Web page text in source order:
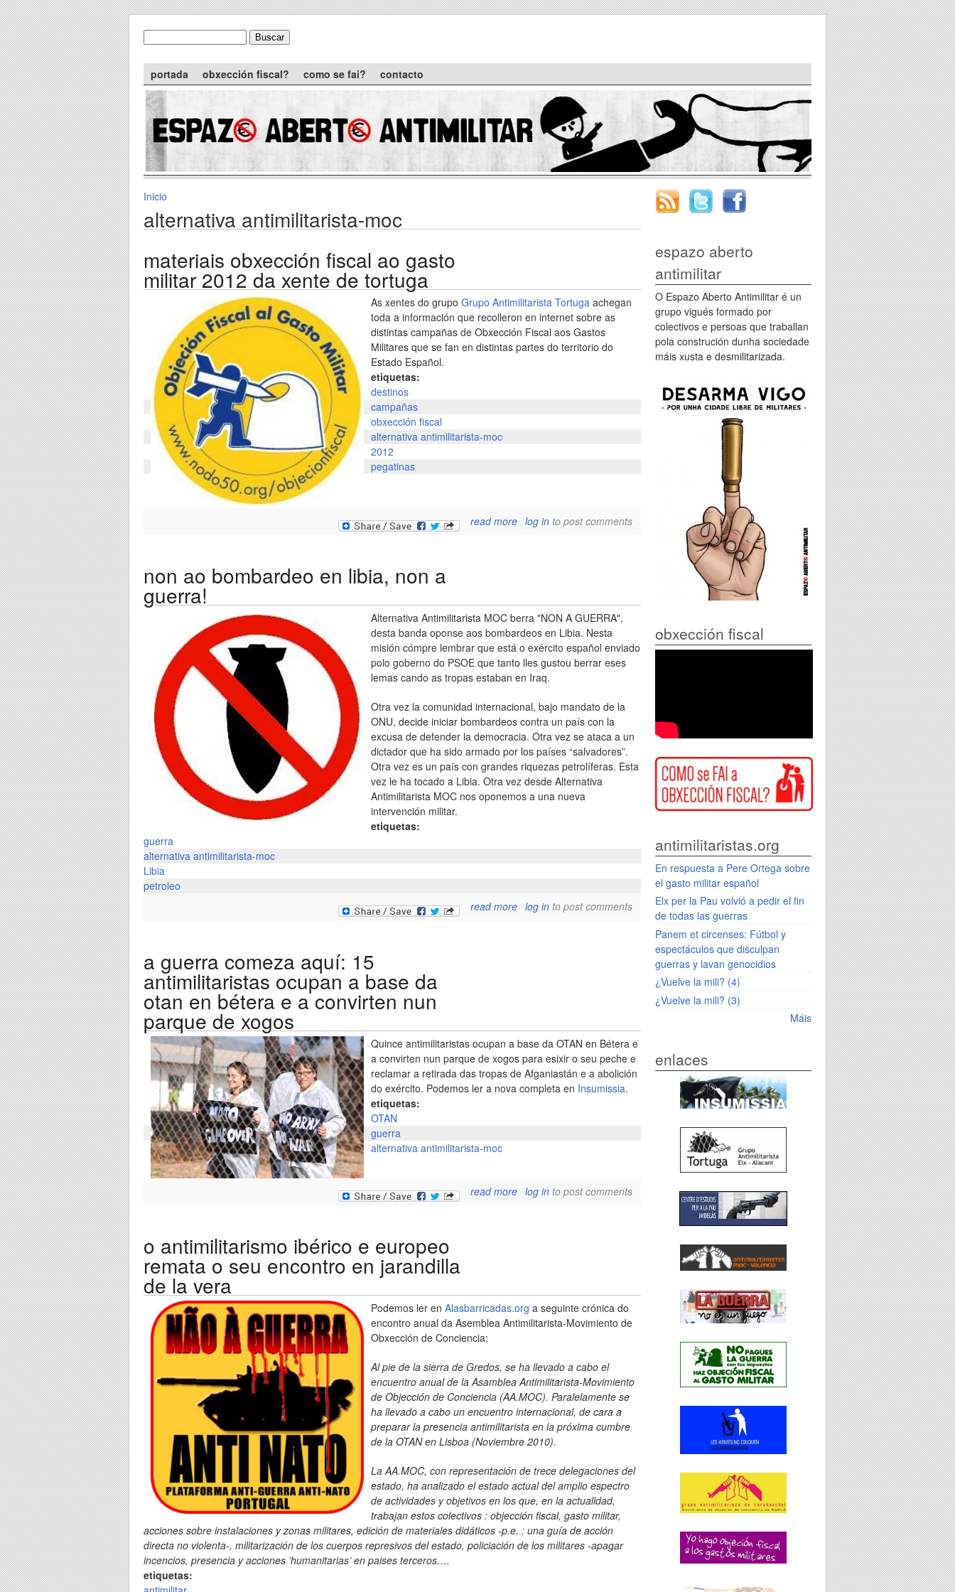
Skip to main content
formulario de busca
Main menu
portada obxección fiscal? como se fai? contacto
You are here
Inicio
alternativa antimilitarista-moc
materiais obxección fiscal ao gasto
militar 2012 da xente de tortuga
As xentes do grupo Grupo Antimilitarista Tortuga achegan
toda a información que recolleron en internet sobre as
distintas campañas de Obxección Fiscal aos Gastos
Militares que se fan en distintas partes do territorio do
Estado Español.
etiquetas:
destinos
campañas
obxección fiscal
alternativa antimilitarista-moc
2012
pegatinas
read more about materiais obxección
fiscal ao gasto militar 2012
log in to post comments
non ao bombardeo en libia, non a
guerra!
Alternativa Antimilitarista MOC berra "NON A GUERRA",
desta banda oponse aos bombardeos en Libia. Nesta
misión cómpre lembrar que está o exército español enviado
polo goberno do PSOE que tanto lles gustou berrar eses
lemas cando as tropas estaban en Iraq.
Otra vez la comunidad internacional, bajo mandato de la
ONU, decide iniciar bombardeos contra un país con la
excusa de defender la democracia. Otra vez se ataca a un
dictador que ha sido armado por los países “salvadores”.
Otra vez es un país con grandes riquezas petrolíferas. Esta
vez le ha tocado a Libia. Otra vez desde Alternativa
Antimilitarista MOC nos oponemos a una nueva
intervención militar.
etiquetas:
guerra
alternativa antimilitarista-moc
Libia
petroleo
read more
about non ao bombardeo
en libia, non a guerra!
log in to post comments
a guerra comeza aquí: 15
antimilitaristas ocupan a base da
otan en bétera e a convirten nun
parque de xogos
Quince antimilitaristas ocupan a base da OTAN en Bétera e
a convirten nun parque de xogos para esixir o seu peche e
reclamar a retirada das tropas de Afganiastán e a abolición
do exército. Podemos ler a nova completa en Insumissia.
etiquetas:
OTAN
guerra
alternativa antimilitarista-moc
read more
about a guerra comeza
aquí: 15 antimilitaristas
log in to post comments
o antimilitarismo ibérico e europeo
remata o seu encontro en jarandilla
de la vera
Podemos ler en Alasbarricadas.org a seguinte crónica do
encontro anual da Asemblea Antimilitarista-Movimiento de
Obxección de Conciencia:
Al pie de la sierra de Gredos, se ha llevado a cabo el
encuentro anual de la Asamblea Antimilitarista-Movimiento
de Objección de Conciencia (AA.MOC). Paralelamente se
ha llevado a cabo un encuentro internacional, de cara a
preparar la presencia antimilitarista en la próxima cumbre
de la OTAN en Lisboa (Noviembre 2010).
La AA.MOC, con representación de trece delegaciones del
estado, ha analizado el estado actual del amplio espectro
de actividades y objetivos en los que, en la actualidad,
trabajan estos colectivos : objección fiscal, gasto militar,
acciones sobre instalaciones y zonas militares, edición de materiales didáticos -p.e. : una guía de acción
directa no violenta-, militarización de los cuerpos represivos del estado, policiación de los militares -apagar
incencios, presencia y acciones ’humanitarias’ en paises terceros….
etiquetas:
espazo aberto
antimilitar
O Espazo Aberto Antimilitar é un
grupo vigués formado por
colectivos e persoas que traballan
pola construción dunha sociedade
máis xusta e desmilitarizada.
obxección fiscal
antimilitaristas.org
En respuesta a Pere Ortega sobre
el gasto militar español
Elx per la Pau volvió a pedir el fin
de todas las guerras
Panem et circenses: Fútbol y
espectáculos que disculpan
guerras y lavan genocidios
¿Vuelve la mili? (4)
¿Vuelve la mili? (3)
Máis
enlaces